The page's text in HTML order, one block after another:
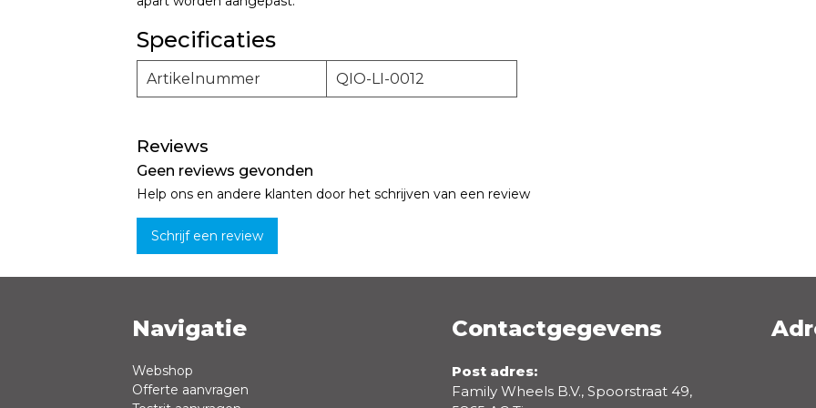
Specificaties
Artikelnummer QIO-LI-0012
Reviews
Geen reviews gevonden
Help ons en andere klanten door het schrijven van een review
Schrijf een review
Naam * Emailadres *
Navigatie
Webshop
Offerte aanvragen
Contactgegevens
Post adres:
Family Wheels B.V., Spoorstraat 49,